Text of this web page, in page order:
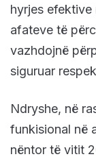
hyrjes efektive
afateve të
vazhdojnë
siguruar
Ndryshe, nё
funkisional nё
nёntor tё vitit